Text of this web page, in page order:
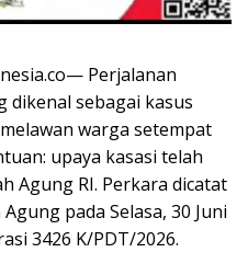
Perjalanan
dikenal sebagai kasus
warga setempat
upaya kasasi telah
Agung RI. Perkara dicatat
pada Selasa, 30 Juni
3426 K/PDT/2026.